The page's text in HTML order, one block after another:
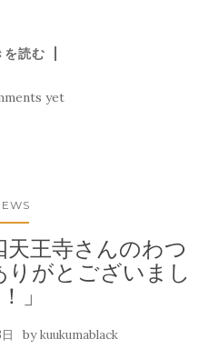
を読む
yet
天王寺さんのわつ
がとございまし
」
bykuukumablack